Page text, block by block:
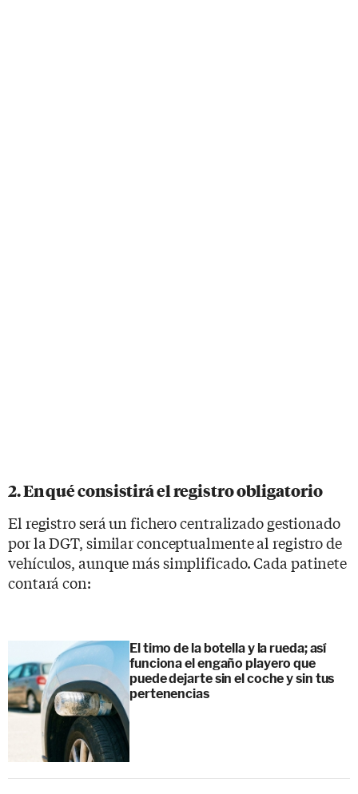
2. En qué consistirá el registro obligatorio
El registro será un fichero centralizado gestionado
por la DGT, similar conceptualmente al registro de
vehículos, aunque más simplificado. Cada patinete
contará con:
El timo de la botella y la rueda; así
funciona el engaño playero que
puede dejarte sin el coche y sin tus
pertenencias